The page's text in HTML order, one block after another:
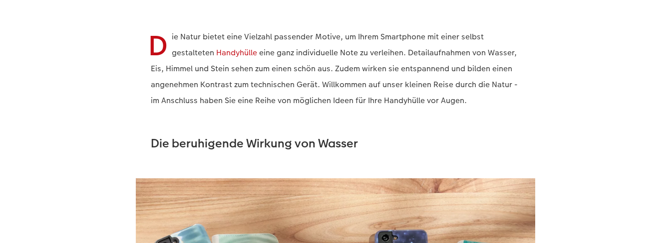
D ie Natur bietet eine Vielzahl passender Motive, um Ihrem Smartphone mit einer selbst
gestalteten Handyhülleeine ganz individuelle Note zu verleihen. Detailaufnahmen von Wasser,
Eis, Himmel und Stein sehen zum einen schön aus. Zudem wirken sie entspannend und bilden einen
angenehmen Kontrast zum technischen Gerät. Willkommen auf unser kleinen Reise durch die Natur -
im Anschluss haben Sie eine Reihe von möglichen Ideen für Ihre Handyhülle vor Augen.
Die beruhigende Wirkung von Wasser